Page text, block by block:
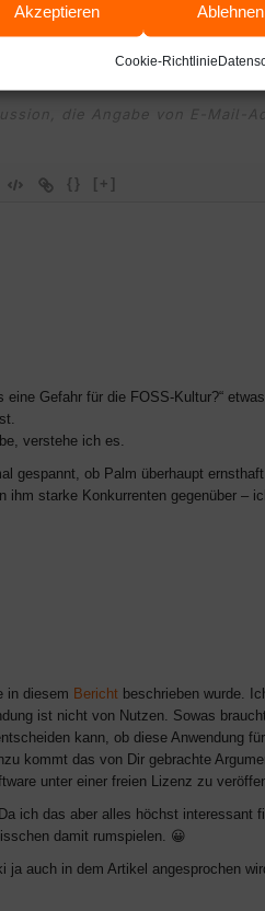
Akzeptieren Ablehnen
Cookie-Richtlinie
{} [+]
eine Gefahr für die FOSS-Kultur?“
verstehe ich es.
gespannt, ob Palm überhaupt
starke Konkurrenten gegenüber –
in diesem Berichtbeschrieben wurde.
ist nicht von Nutzen. Sowas
kann, ob diese Anwendung
kommt das von Dir gebrachte
unter einer freien Lizenz zu
ich das aber alles höchst interessant
damit rumspielen. 😀
ja auch in dem Artikel angesprochen